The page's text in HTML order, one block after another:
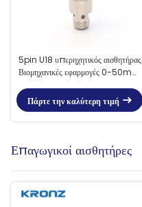
5pin U18 υπερηχητικός αισθητήρας
Βιομηχανικές εφαρμογές 0-50mm
Πάρτε την καλύτερη τιμή
Επαγωγικοί αισθητήρες